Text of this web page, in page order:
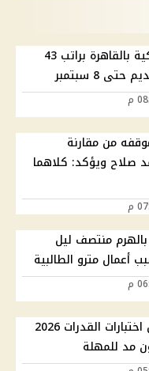
وظائف السفارة الأمريكية بالقاهرة براتب 43
8 سبتمبر
من مقارنة
صلاح ويؤكد: كلاهما
منتصف ليل
التعليم العالي: تسجيل اختبارات القدرات 2026